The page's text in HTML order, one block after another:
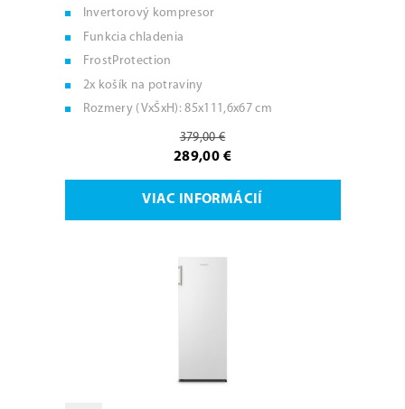
Invertorový kompresor
Funkcia chladenia
FrostProtection
2x košík na potraviny
Rozmery (VxŠxH): 85x111,6x67 cm
379,00 €
289,00 €
VIAC INFORMÁCIÍ